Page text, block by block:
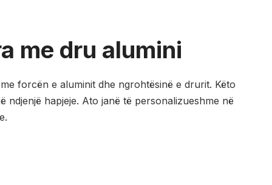
me dru alumini
forcën e aluminit dhe ngrohtësinë e drurit. Këto
hapjeje. Ato janë të personalizueshme në